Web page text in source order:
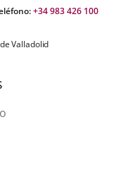
+34 983 426 100
Valladolid